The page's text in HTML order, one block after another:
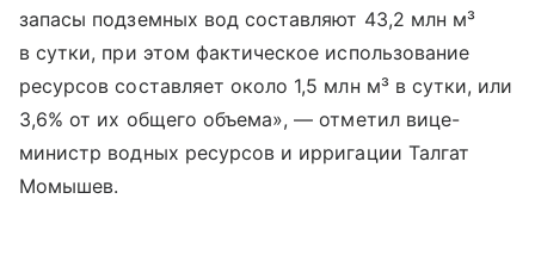
запасы подземных вод составляют 43,2 млн м³
в сутки, при этом фактическое использование
ресурсов составляет около 1,5 млн м³ в сутки, или
3,6% от их общего объема», — отметил вице-
министр водных ресурсов и ирригации Талгат
Момышев.